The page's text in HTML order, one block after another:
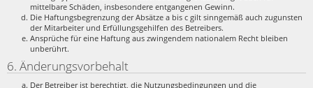
mittelbare Schäden, insbesondere entgangenen Gewinn.
Die Haftungsbegrenzung der Absätze a bis c gilt sinngemäß auch zugunsten
der Mitarbeiter und Erfüllungsgehilfen des Betreibers.
Ansprüche für eine Haftung aus zwingendem nationalem Recht bleiben
unberührt.
6. Änderungsvorbehalt
Der Betreiber ist berechtigt, die Nutzungsbedingungen und die